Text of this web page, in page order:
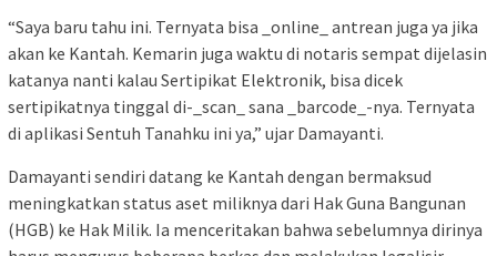
“Saya baru tahu ini. Ternyata bisa _online_ antrean juga ya jika
akan ke Kantah. Kemarin juga waktu di notaris sempat dijelasin
katanya nanti kalau Sertipikat Elektronik, bisa dicek
sertipikatnya tinggal di-_scan_ sana _barcode_-nya. Ternyata
di aplikasi Sentuh Tanahku ini ya,” ujar Damayanti.
Damayanti sendiri datang ke Kantah dengan bermaksud
meningkatkan status aset miliknya dari Hak Guna Bangunan
(HGB) ke Hak Milik. Ia menceritakan bahwa sebelumnya dirinya